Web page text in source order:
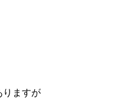
りますが